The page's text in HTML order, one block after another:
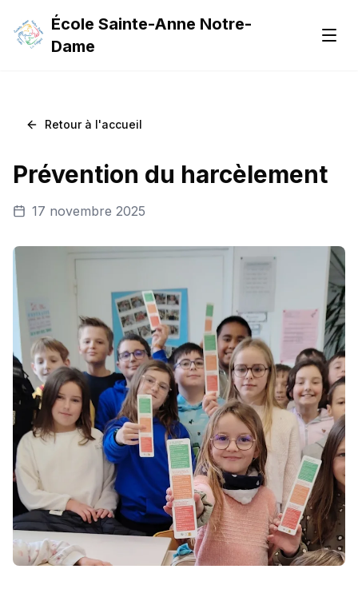
École Sainte-Anne Notre-
Dame
Retour à l'accueil
Prévention du harcèlement
17 novembre 2025